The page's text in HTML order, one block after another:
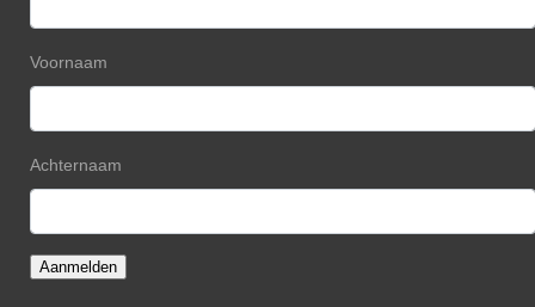
Voornaam
Achternaam
Aanmelden